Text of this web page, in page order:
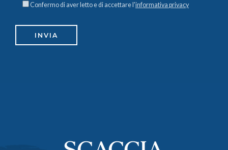
Confermo di aver letto e di accettare l'informativa privacy